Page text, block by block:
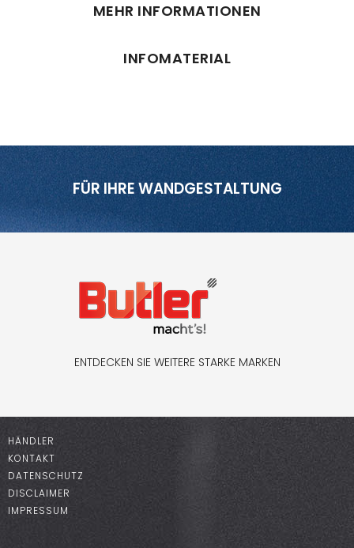
MEHR INFORMATIONEN
INFOMATERIAL
FÜR IHRE WANDGESTALTUNG
ENTDECKEN SIE WEITERE STARKE MARKEN
HÄNDLER
KONTAKT
DATENSCHUTZ
DISCLAIMER
IMPRESSUM